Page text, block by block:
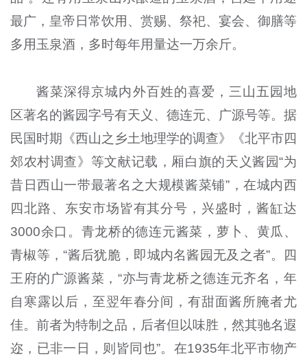
最广，皇帝日常饮用、赏赐、祭祀、宴会、御膳等
多用玉泉酒，多时每年用量达一万余斤。
酱菜深得京城内外百姓的喜爱，三山五园地
区著名的酱园字号有天义、德连元、广源号等。据
民国时期《西山之乡土地理学的调查》《北平市四
郊农村调查》等文献记载，厢白旗的天义酱园“为
昔日西山一带最著名之大规模酱菜铺”，在城内西
四北路、东安市场皆有其分号，兴盛时，酱缸达
3000余口。青龙桥的德连元酱菜，萝卜、黄瓜、
青椒等，“酱后犹脆，即城内名酱园无及之者”。四
王府的广源酱菜，“亦与青龙桥之德连元齐名，年
自寒露以后，至翌年春分间，有甜面酱所腌者尤
佳。前者为特制之品，后者但以味胜，然其驰名遐
迩，已非一日，则皆同也”。在1935年北平市物产